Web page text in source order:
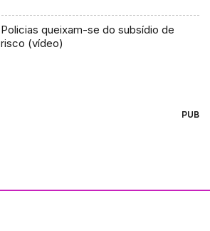
Policias queixam-se do subsídio de
risco (vídeo)
PUB